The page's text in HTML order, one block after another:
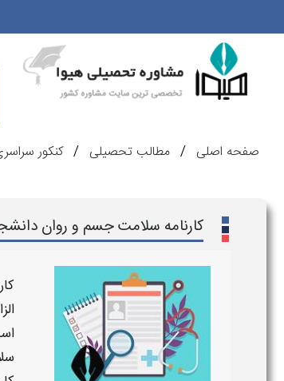
صفحه اصلی مطالب تحصیلی کنکور
کارنامه سلامت جسم و روان